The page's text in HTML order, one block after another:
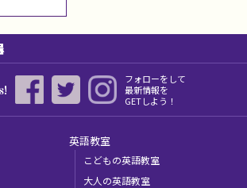
フォローをして
最新情報を
GETしよう！
英語教室
こどもの英語教室
大人の英語教室